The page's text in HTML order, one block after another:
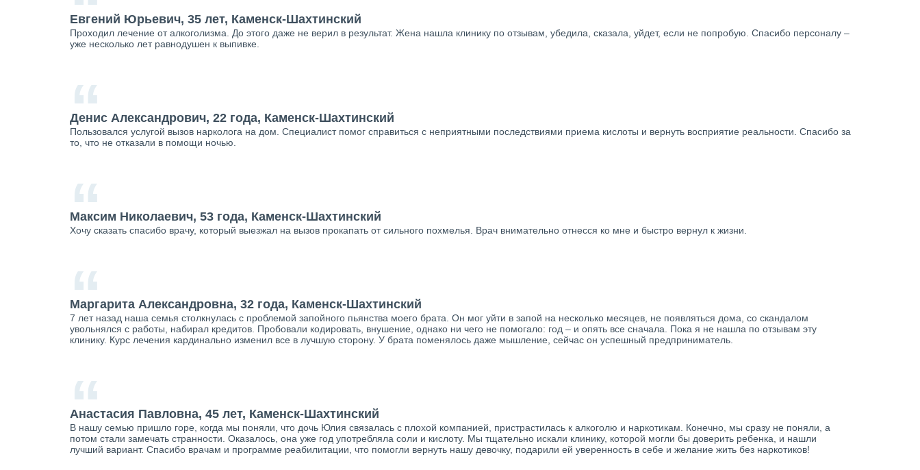
Евгений Юрьевич, 35 лет, Каменск-Шахтинский
Проходил лечение от алкоголизма. До этого даже не верил в результат. Жена нашла клинику по отзывам, убедила, сказала, уйдет, если не попробую. Спасибо персоналу –
уже несколько лет равнодушен к выпивке.
“
Денис Александрович, 22 года, Каменск-Шахтинский
Пользовался услугой вызов нарколога на дом. Специалист помог справиться с неприятными последствиями приема кислоты и вернуть восприятие реальности. Спасибо за
то, что не отказали в помощи ночью.
“
Максим Николаевич, 53 года, Каменск-Шахтинский
Хочу сказать спасибо врачу, который выезжал на вызов прокапать от сильного похмелья. Врач внимательно отнесся ко мне и быстро вернул к жизни.
“
Маргарита Александровна, 32 года, Каменск-Шахтинский
7 лет назад наша семья столкнулась с проблемой запойного пьянства моего брата. Он мог уйти в запой на несколько месяцев, не появляться дома, со скандалом
увольнялся с работы, набирал кредитов. Пробовали кодировать, внушение, однако ни чего не помогало: год – и опять все сначала. Пока я не нашла по отзывам эту
клинику. Курс лечения кардинально изменил все в лучшую сторону. У брата поменялось даже мышление, сейчас он успешный предприниматель.
“
Анастасия Павловна, 45 лет, Каменск-Шахтинский
В нашу семью пришло горе, когда мы поняли, что дочь Юлия связалась с плохой компанией, пристрастилась к алкоголю и наркотикам. Конечно, мы сразу не поняли, а
потом стали замечать странности. Оказалось, она уже год употребляла соли и кислоту. Мы тщательно искали клинику, которой могли бы доверить ребенка, и нашли
лучший вариант. Спасибо врачам и программе реабилитации, что помогли вернуть нашу девочку, подарили ей уверенность в себе и желание жить без наркотиков!